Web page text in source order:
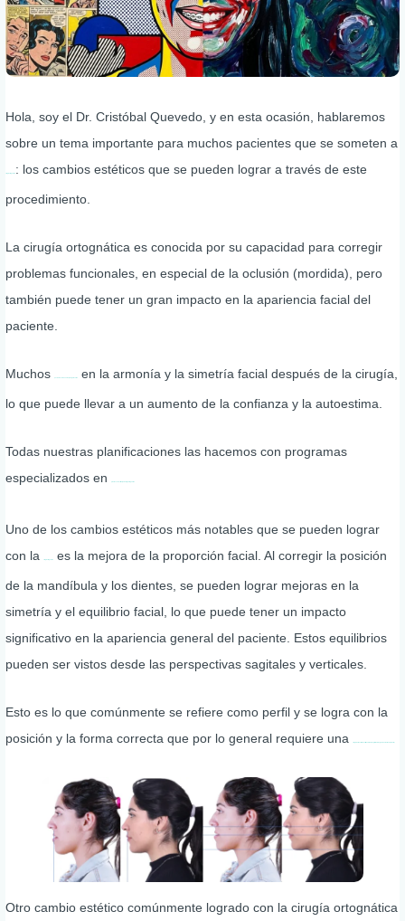
Hola, soy el Dr. Cristóbal Quevedo, y en esta ocasión, hablaremos
sobre un tema importante para muchos pacientes que se someten a
: los cambios estéticos que se pueden lograr a través de este
procedimiento.
La cirugía ortognática es conocida por su capacidad para corregir
problemas funcionales, en especial de la oclusión (mordida), pero
también puede tener un gran impacto en la apariencia facial del
paciente.
Muchos en la armonía y la simetría facial después de la cirugía,
lo que puede llevar a un aumento de la confianza y la autoestima.
Todas nuestras planificaciones las hacemos con programas
especializados en
Uno de los cambios estéticos más notables que se pueden lograr
con la
es la mejora de la proporción facial. Al corregir la posición
de la mandíbula y los dientes, se pueden lograr mejoras en la
simetría y el equilibrio facial, lo que puede tener un impacto
significativo en la apariencia general del paciente. Estos equilibrios
pueden ser vistos desde las perspectivas sagitales y verticales.
Esto es lo que comúnmente se refiere como perfil y se logra con la
posición y la forma correcta que por lo general requiere una
Otro cambio estético comúnmente logrado con la cirugía ortognática